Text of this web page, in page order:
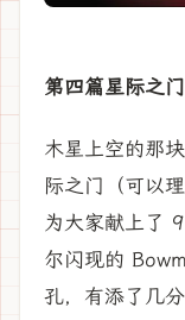
第四篇星际之门
木星上空的那
际之门（可以
为大家献上了
尔闪现的
孔，有添了几